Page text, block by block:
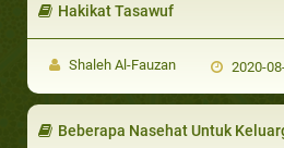
Hakikat Tasawuf
Shaleh Al-Fauzan 2020-
Beberapa Nasehat Untuk